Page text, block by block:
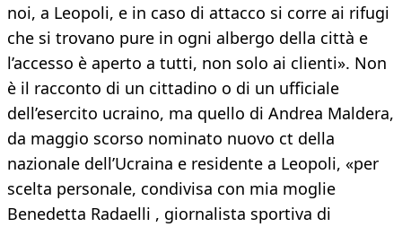
noi, a Leopoli, e in caso di attacco si corre ai rifugi
che si trovano pure in ogni albergo della città e
l’accesso è aperto a tutti, non solo ai clienti». Non
è il racconto di un cittadino o di un ufficiale
dell’esercito ucraino, ma quello di Andrea Maldera,
da maggio scorso nominato nuovo ct della
nazionale dell’Ucraina e residente a Leopoli, «per
scelta personale, condivisa con mia moglie
Benedetta Radaelli , giornalista sportiva di